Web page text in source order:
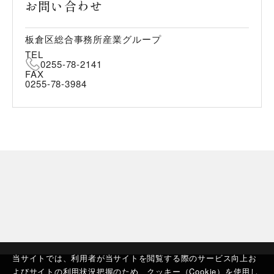
当サイトでは、利用者が当サイトを閲覧する際のサービス向上お
よびサイトの利用状況把握のため、クッキー（Cookie）を使用し
お問い合わせ
板倉区総合事務所産業グループ
TEL
0255-78-2141
FAX
0255-78-3984